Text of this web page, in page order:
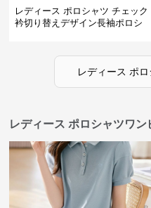
レディース ポロシャツ チェック
衿切り替えデザイン長袖ポロシ
レディース ポ
レディース ポロシャツワ